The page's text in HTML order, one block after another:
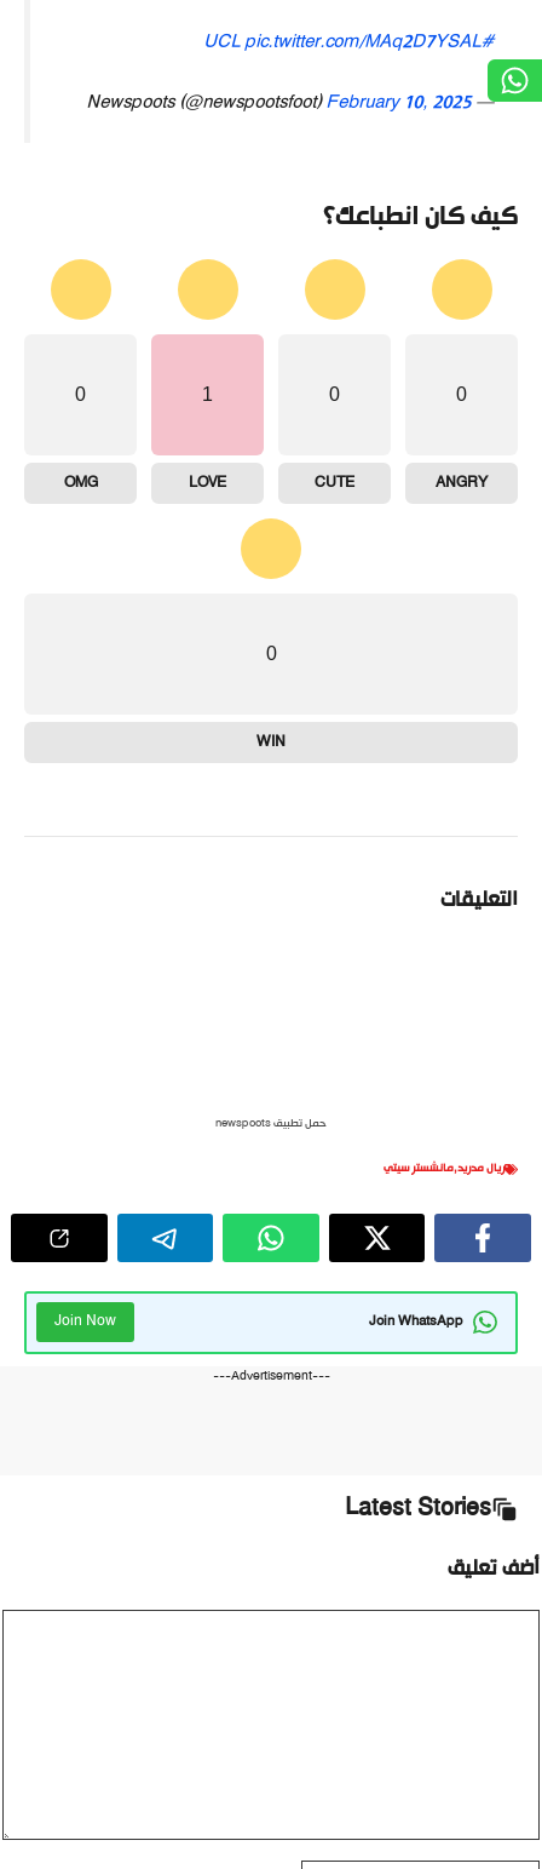
#UCL
pic.twitter.com/MAq2D7YSAL
— Newspoots (@newspootsfoot)
February 10, 2025
كيف كان انطباعك؟
0
ANGRY
0
CUTE
1
LOVE
0
OMG
0
WIN
التعليقات
حمل تطبيق newspoots
ريال مدريد,مانشستر سيتي
Join WhatsApp
Join Now
---Advertisement---
Latest Stories
أضف تعليق
تعليق